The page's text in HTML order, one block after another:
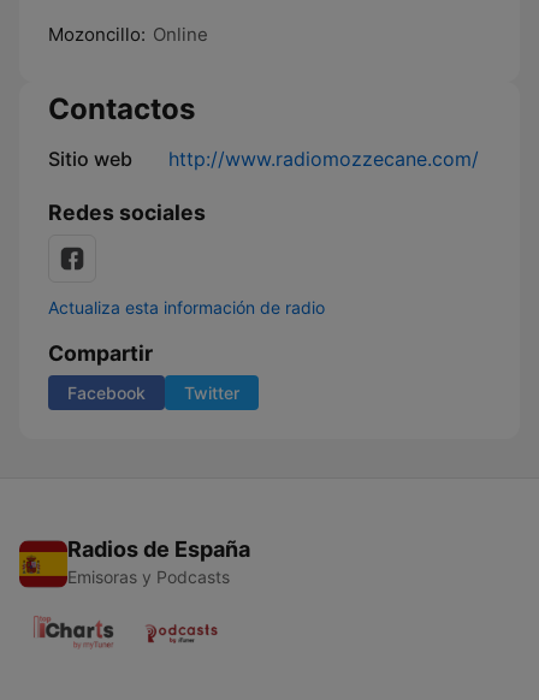
Mozoncillo: Online
Contactos
Sitio web http://www.radiomozzecane.com/
Redes sociales
Actualiza esta información de radio
Compartir
Facebook Twitter
Radios de España
Emisoras y Podcasts